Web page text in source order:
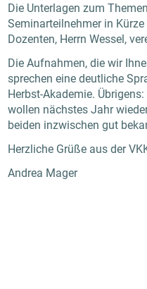
Die Unterlagen zum
Seminarteilnehmer in
Dozenten, Herrn Wessel,
Die Aufnahmen, die wir
sprechen eine deutliche
Herbst-Akademie.
wollen nächstes Jahr
beiden inzwischen gut
Herzliche Grüße aus der
Andrea Mager